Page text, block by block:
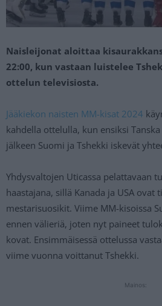
Naisleijonat aloittaa
22:00, kun vastaan luistelee
ottelun televisiosta.
Jääkiekon naisten MM-kisat 2024
kahdella ottelulla, kun ensiksi
jälkeen Suomi ja Tshekki iskevät
Yhdysvaltojen Uticassa pelattavaan
haastajana, sillä Kanada ja USA
mestarisuosikit. Viime MM-kisoissa
ennen välieriä, joten nyt paineet
kovat. Ensimmäisessä ottelussa
viime vuonna voittanut Tshekki.
Mainos: